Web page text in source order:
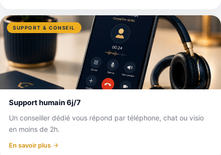
SUPPORT & CONSEIL
Support humain 6j/7
Un conseiller dédié vous répond par téléphone, chat ou visio
en moins de 2h.
En savoir plus